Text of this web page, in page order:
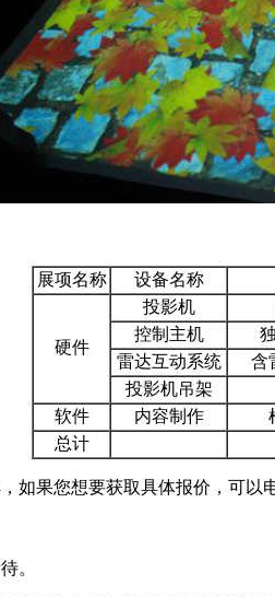
展项名称 设备名称
硬件
投影机
控制主机
雷达互动系统
含
投影机吊架
软件
内容制作
总计
果您想要获取具体报价，可以
。